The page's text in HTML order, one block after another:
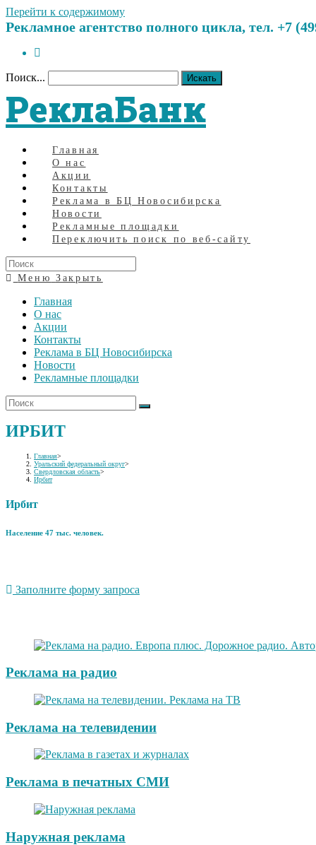
Перейти к содержимому
Рекламное агентство полного цикла, тел. +7
Поиск... Искать
РеклаБанк
Главная
О нас
Акции
Контакты
Реклама в БЦ Новосибирска
Новости
Рекламные площадки
Переключить поиск по веб-сайту
Меню Закрыть
Главная
О нас
Акции
Контакты
Реклама в БЦ Новосибирска
Новости
Рекламные площадки
ИРБИТ
Главная>
Уральский федеральный округ>
Свердловская область>
Ирбит
Ирбит
Население 47 тыс. человек.
Заполните форму запроса
Реклама на радио
Реклама на телевидении
Реклама в печатных СМИ
Наружная реклама